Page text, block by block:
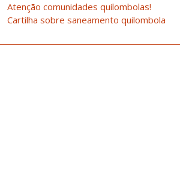
Atenção comunidades quilombolas!
Cartilha sobre saneamento quilombola